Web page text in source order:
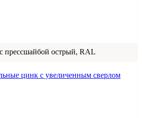
прессшайбой острый, RAL